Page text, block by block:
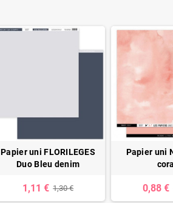
Papier uni FLORILEGES
Duo Bleu denim
1,11 € 1,30 €
Papier uni
0,88 €